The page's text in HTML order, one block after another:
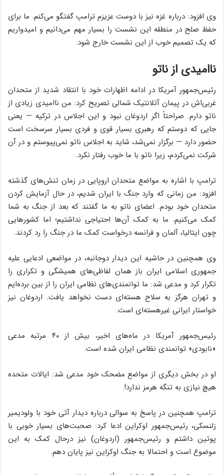
وی افزود: درباره غزه نیز با دوست عزیزم ترامپ گفتگو می‌کنم. ما برای
حفظ صلح در منطقه این نشست را بسیار مهم می‌دانیم و امیدواریم
که یک تصمیم خوب از این نشست خارج شود.
ناامیدی از ناتو
رئیس‌جمهور آمریکا در ادامه اظهارات خود با انتقاد شدید از متحدان
غربی‌اش در پیمان آتلانتیک شمالی تصریح کرد: من ناامیدی زیادی از
ناتو دارم. صراحتاً اگر اردوغان نبود و این اجلاس در ترکیه — یعنی
جایی که دوستم که رهبری بسیار قوی و فردی بسیار سرسخت است
حضور دارد — برگزار نمی‌شد، شاید به اجلاس ناتو نمی‌پیوستم و در آن
شرکت نمی‌کردم، زیرا ناتو با ما خوب رفتار نکرد.
ترامپ با اشاره به مواضع متحدان اروپایی در زمان تنش‌های گذشته
افزود: من زمانی که وارد جنگ با ایران شدیم، در حال آزمایش کردن
متحدان خود بودم. اعضای ناتو به ما گفتند که بعد از جنگ به شما
کمک می‌کنیم. ما به کمک آن‌ها احتیاجی نداشتیم؛ اما کشورهایی
چون ایتالیا، آلمان و فرانسه درخواست کمک ما در جنگ را رد کردند.
وی همچنین در حاشیه این دیدار دوجانبه، در مواضعی ادعایی علیه
جمهوری اسلامی ایران باز همان لفاظی‌های همیشگی و تکراری را
تکرار کرد و مدعی شد: ما توانمندی‌های نظامی ایران را از بین برده‌ایم
و تهران هرگز به سلاح هسته‌ای دست نخواهد یافت. اردوغان نیز
خواستار ایرانی غیرهسته‌ای است.
رئیس‎‌جمهور آمریکا در ماه‌های اخیر، بیش از ۴۰ مرتبه مدعی
«نابودی» توانمندی نظامی ایران شده است.
او در بخش دیگری از مواضع مضحک خود مدعی شد: ایالات متحده
هیچ نیازی به تنگه هرمز ندارد!
ترامپ همچنین در پاسخ به سوالی درباره دیدار آتی خود با ولودیمیر
زلنسکی، رئیس‌جمهور اوکراین ادعا کرد: صحبت‌های بسیار خوبی با
پوتین داشتم و رئیس‌جمهور (اردوغان) نیز درحال کمک به این
موضوع است و احتمالا به جنگ اوکراین نیز پایان دهم.